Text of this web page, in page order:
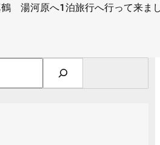
鶴 湯河原へ１泊旅行へ行って来